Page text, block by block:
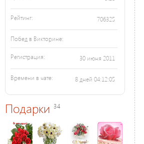
Рейтинг: 706325
Побед в Викторине:
Регистрация: 30 июня 2011
Времени в чате: 8 дней 04:12:05
Подарки 34